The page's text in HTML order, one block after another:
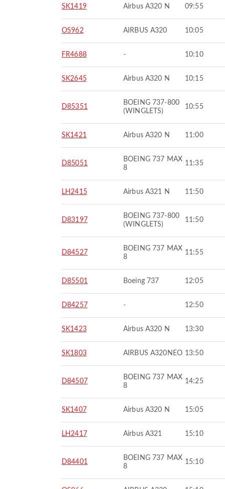
SK1419 Airbus A320 N 09:55
OS962 AIRBUS A320 10:05
FR4688 - 10:10
SK2645 Airbus A320 N 10:15
D85351
BOEING 737-800
(WINGLETS)
10:55
SK1421 Airbus A320 N 11:00
D85051
BOEING 737 MAX
8
11:35
LH2415 Airbus A321 N 11:50
D83197
BOEING 737-800
(WINGLETS)
11:50
D84527
BOEING 737 MAX
8
11:55
D85501 Boeing 737 12:05
D84257 - 12:50
SK1423 Airbus A320 N 13:30
SK1803 AIRBUS A320NEO 13:50
D84507
BOEING 737 MAX
8
14:25
SK1407 Airbus A320 N 15:05
LH2417 Airbus A321 15:10
D84401
BOEING 737 MAX
8
15:10